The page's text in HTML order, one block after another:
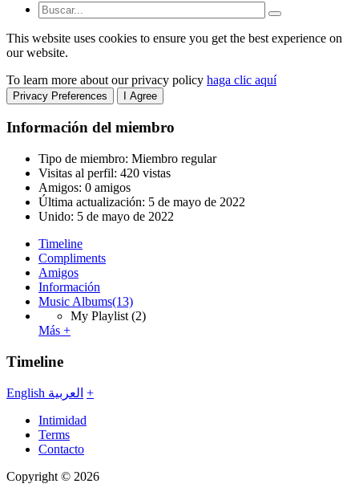
This website uses cookies to ensure you get the best experience on
our website.
To learn more about our privacy policy haga clic aquí
Privacy Preferences I Agree
Información del miembro
Tipo de miembro: Miembro regular
Visitas al perfil: 420 vistas
Amigos: 0 amigos
Última actualización: 5 de mayo de 2022
Unido: 5 de mayo de 2022
Timeline
Compliments
Amigos
Información
Music Albums(13)
My Playlist (2)
Más +
Timeline
English العربية +
Intimidad
Terms
Contacto
Copyright © 2026